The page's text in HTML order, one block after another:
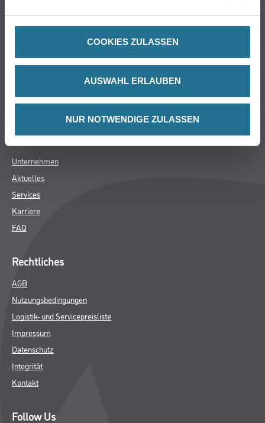
COOKIES ZULASSEN
AUSWAHL ERLAUBEN
NUR NOTWENDIGE ZULASSEN
- Doppelseitiges Klebeband für einen sicheren und permanenten
Halt
bei Bastel- und Dekorationsarbeiten
- Leicht von Hand einreißbar
ZUSATZINFOS
GEFAHRENHINWEISE
SPEZIFIKATIONEN
Online-Shop
Trockenbau
Putze- und Spachtelmassen
Bodenbeläge
Wand- & Deckenbeläge
Werkzeug & Maschinen
Verbrauchsmaterialien